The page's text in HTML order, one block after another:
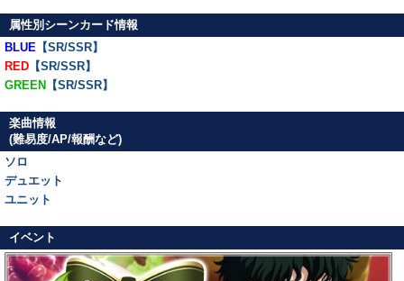
属性別シーンカード情報
BLUE 【SR/SSR】
RED 【SR/SSR】
GREEN 【SR/SSR】
楽曲情報
(難易度/AP/報酬など)
ソロ
デュエット
ユニット
イベント